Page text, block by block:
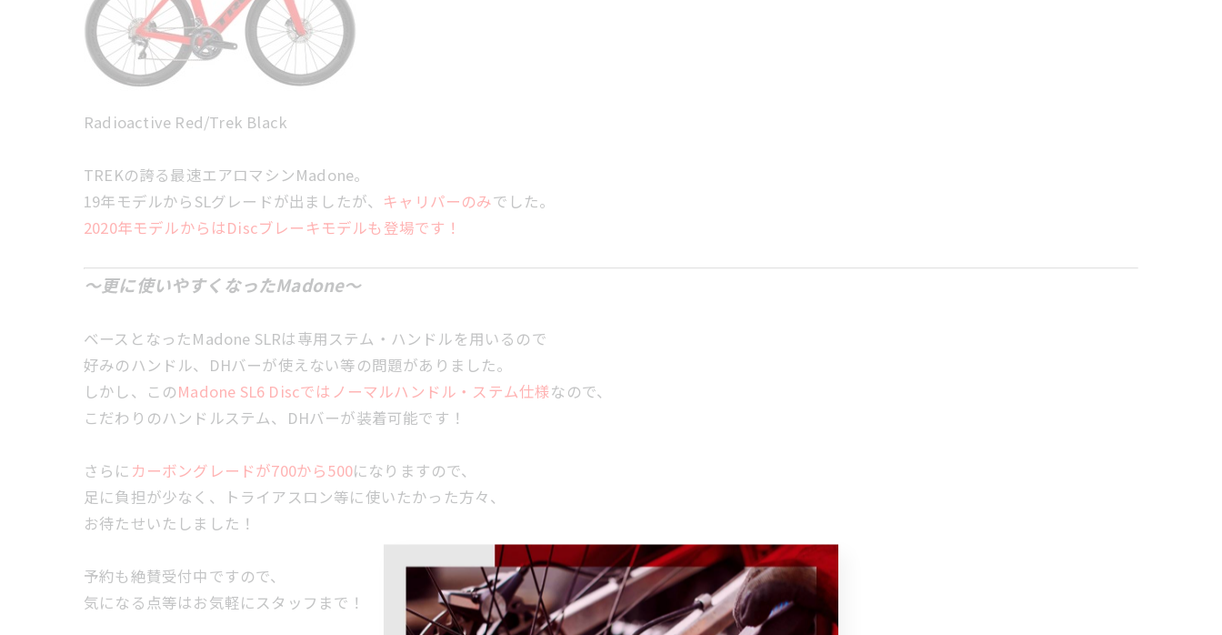
Radioactive Red/Trek Black
TREKの誇る最速エアロマシンMadone。
19年モデルからSLグレードが出ましたが、 キャリパーのみでした。
2020年モデルからはDiscブレーキモデルも登場です！
～更に使いやすくなったMadone～
ベースとなったMadone SLRは専用ステム・ハンドルを用いるので
好みのハンドル、DHバーが使えない等の問題がありました。
しかし、このMadone SL6 Discではノーマルハンドル・ステム仕様なので、
こだわりのハンドルステム、DHバーが装着可能です！
さらに カーボングレードが700から500になりますので、
足に負担が少なく、トライアスロン等に使いたかった方々、
お待たせいたしました！
予約も絶賛受付中ですので、
気になる点等はお気軽にスタッフまで！